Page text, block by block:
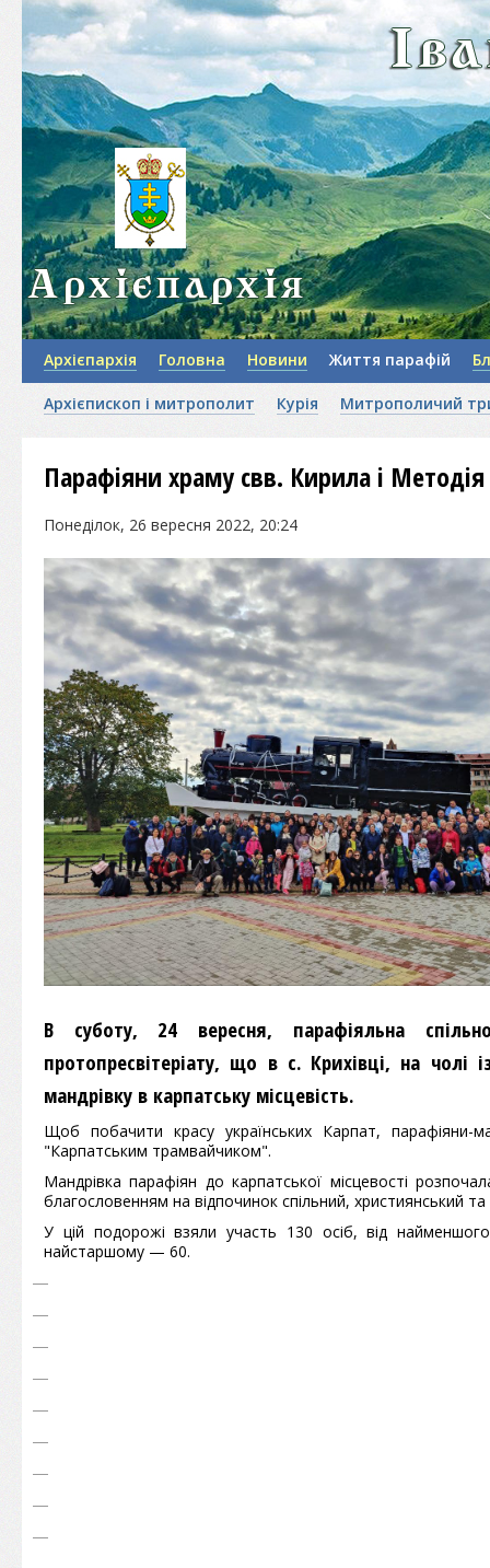
Архієпархія Головна Новини Життя парафій
Архієпископ і митрополит Курія Митрополичий
Парафіяни храму свв. Кирила і
Понеділок, 26 вересня 2022, 20:24
В суботу, 24 вересня, парафіяльна
протопресвітеріату, що в с. Крихівці, на
мандрівку в карпатську місцевість.
Щоб побачити красу українських Карпат, парафіяни-
"Карпатським трамвайчиком".
Мандрівка парафіян до карпатської місцевості
благословенням на відпочинок спільний, християнський
У цій подорожі взяли участь 130 осіб, від
найстаршому — 60.